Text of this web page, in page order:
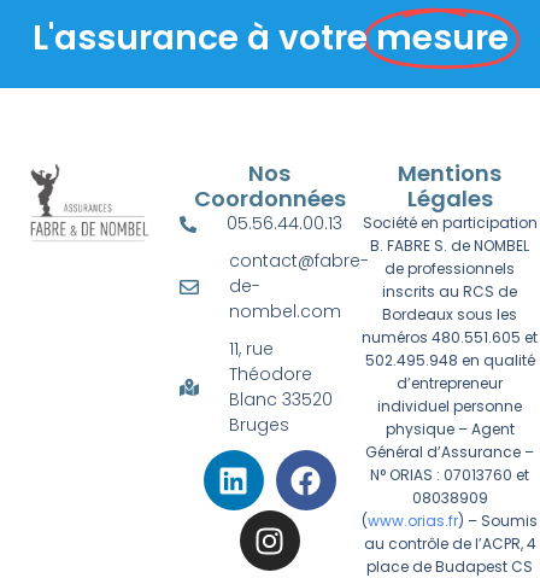
L'assurance à votremesure
Nos
Coordonnées
05.56.44.00.13
contact@fabre-
de-
nombel.com
11, rue
Théodore
Blanc 33520
Bruges
Mentions
Légales
Société en participation
B. FABRE S. de NOMBEL
de professionnels
inscrits au RCS de
Bordeaux sous les
numéros 480.551.605 et
502.495.948 en qualité
d’entrepreneur
individuel personne
physique – Agent
Général d’Assurance –
N° ORIAS : 07013760 et
08038909
(www.orias.fr) – Soumis
au contrôle de l’ACPR, 4
place de Budapest CS